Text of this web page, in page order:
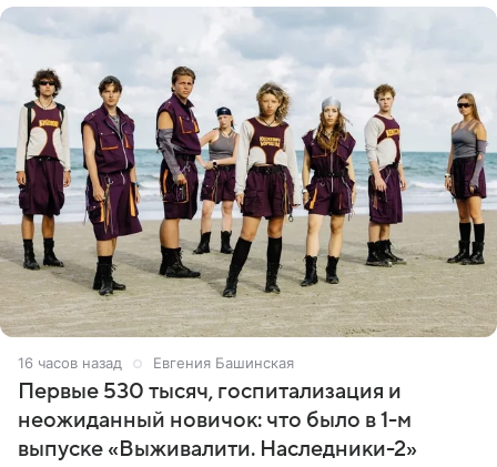
16 часов назад Евгения Башинская
Первые 530 тысяч, госпитализация и
неожиданный новичок: что было в 1-м
выпуске «Выживалити. Наследники-2»